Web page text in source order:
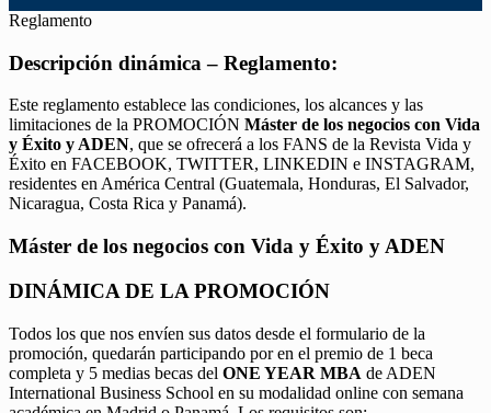
Reglamento
Descripción dinámica – Reglamento:
Este reglamento establece las condiciones, los alcances y las
limitaciones de la PROMOCIÓN Máster de los negocios con Vida
y Éxito y ADEN, que se ofrecerá a los FANS de la Revista Vida y
Éxito en FACEBOOK, TWITTER, LINKEDIN e INSTAGRAM,
residentes en América Central (Guatemala, Honduras, El Salvador,
Nicaragua, Costa Rica y Panamá).
Máster de los negocios con Vida y Éxito y ADEN
DINÁMICA DE LA PROMOCIÓN
Todos los que nos envíen sus datos desde el formulario de la
promoción, quedarán participando por en el premio de 1 beca
completa y 5 medias becas del ONE YEAR MBA de ADEN
International Business School en su modalidad online con semana